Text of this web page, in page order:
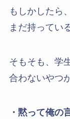
もしかしたら
まだ持ってい
そもそも、学
合わないやつ
・黙って俺の